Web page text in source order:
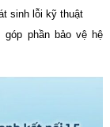
sinh lỗi kỹ thuật
phần bảo vệ hệ